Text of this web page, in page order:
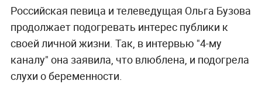
Российская певица и телеведущая Ольга Бузова
продолжает подогревать интерес публики к
своей личной жизни. Так, в интервью "4-му
каналу" она заявила, что влюблена, и подогрела
слухи о беременности.